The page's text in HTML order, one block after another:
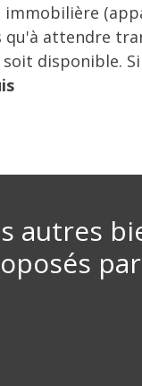
immobilière
qu'à attendre
soit disponible.
autres